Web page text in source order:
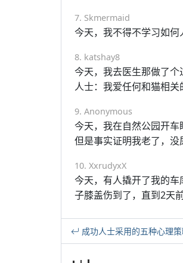
7. Skmermaid
今天，我不得不学习如
8. katshay8
今天，我去医生那做了
人士：我爱任何和猫相
9. Anonymous
今天，我在自然公园开车
但是事实证明我老了，
10. XxrudyxX
今天，有人撬开了我的
子膝盖伤到了，直到2天
成功人士采用的五种心理